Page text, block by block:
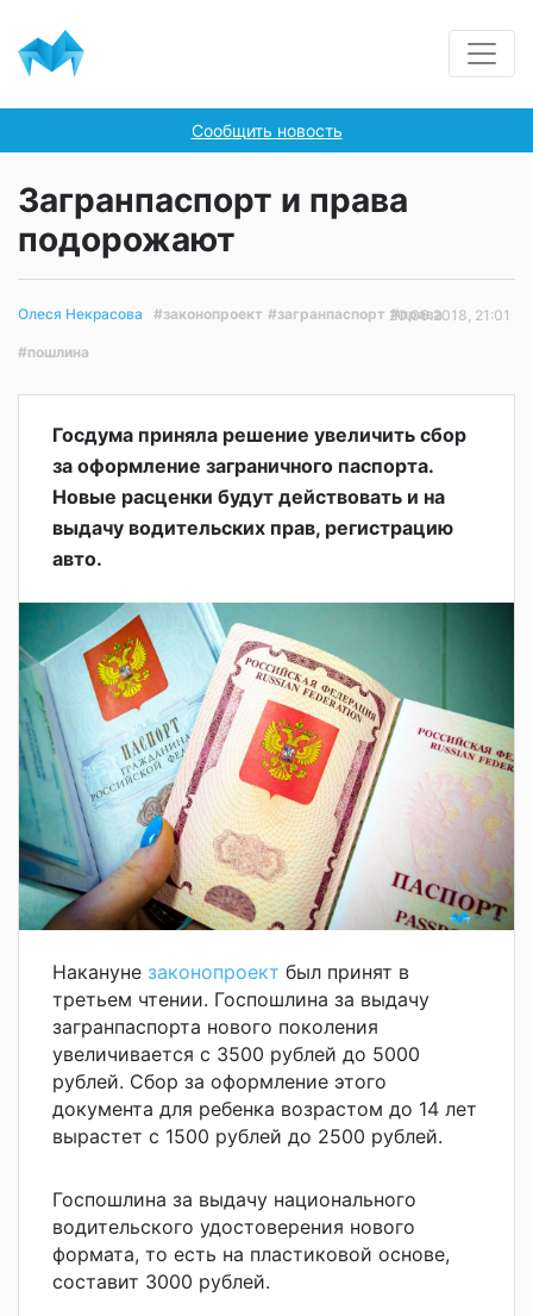
Сообщить новость
Загранпаспорт и права
подорожают
Олеся Некрасова #законопроект #загранпаспорт #права
#пошлина
20.06.2018, 21:01
Госдума приняла решение увеличить сбор
за оформление заграничного паспорта.
Новые расценки будут действовать и на
выдачу водительских прав, регистрацию
авто.
Накануне законопроект был принят в
третьем чтении. Госпошлина за выдачу
загранпаспорта нового поколения
увеличивается с 3500 рублей до 5000
рублей. Сбор за оформление этого
документа для ребенка возрастом до 14 лет
вырастет с 1500 рублей до 2500 рублей.
Госпошлина за выдачу национального
водительского удостоверения нового
формата, то есть на пластиковой основе,
составит 3000 рублей.